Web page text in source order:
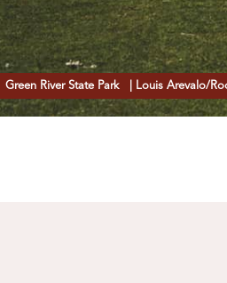
Green River State Park | Louis Arevalo/